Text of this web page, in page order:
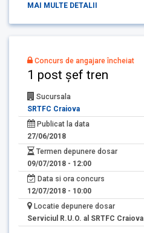
MAI MULTE DETALII
Concurs de angajare încheiat
1 post șef tren
Sucursala
SRTFC Craiova
Publicat la data
27/06/2018
Termen depunere dosar
09/07/2018 - 12:00
Data si ora concurs
12/07/2018 - 10:00
Locatie depunere dosar
Serviciul R.U.O. al SRTFC Craiova